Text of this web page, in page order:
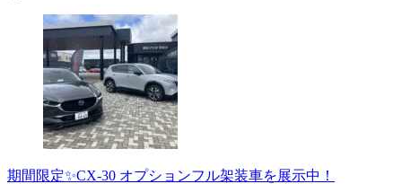
期間限定✨CX-30 オプションフル架装車を展示中！